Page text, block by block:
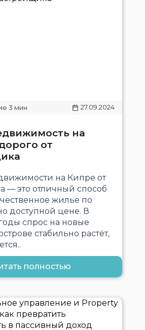
27.09.2024
на
от
на Кипре от
— это отличный способ
жилье по
доступной цене. В
спрос на новые
стабильно растёт,
полностью